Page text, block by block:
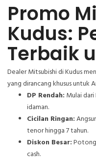
Promo
Kudus:
Terbaik
Dealer Mitsubishi di Kudus
yang dirancang khusus untuk
DP Rendah: Mulai
idaman.
Cicilan Ringan:
tenor hingga 7 tahun.
Diskon Besar:
cash.